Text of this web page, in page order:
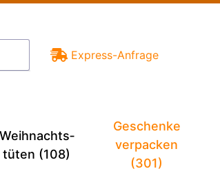
Express-Anfrage
Weihnachts­
tüten (108)
Geschenke
verpacken
(301)